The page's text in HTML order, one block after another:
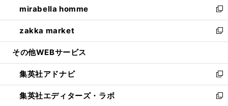
く
で
開
く
ド
ウ
で
開
ィ
ン
ド
ウ
開
く
い
ウ
ィ
ン
ウ
で
開
く
mirabella homme
新
し
い
ウ
ン
ド
ウ
で
zakka market
新
し
ウ
ィ
ン
ド
その他WEBサービス
集英社アドナビ
新
し
い
集英社エディターズ・ラボ
新